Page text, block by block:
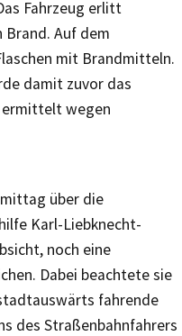
Fahrzeug erlitt
Brand. Auf dem
mit Brandmitteln.
damit zuvor das
ermittelt wegen
über die
Karl-Liebknecht-
noch eine
Dabei beachtete sie
fahrende
des Straßenbahnfahrers